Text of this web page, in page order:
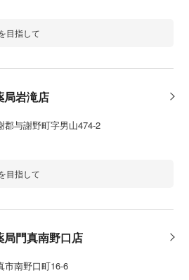
目指して
局岩滝店
郡与謝野町字男山474-2
目指して
局門真南野口店
市南野口町16-6